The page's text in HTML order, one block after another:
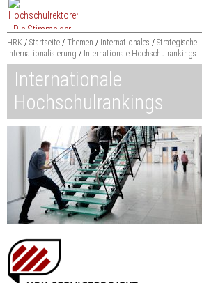
Zum
Content
springen
HRK Startseite Themen Internationales
Strategische
Internationalisierung
Internationale Hochschulrankings
Internationale
Hochschulrankings